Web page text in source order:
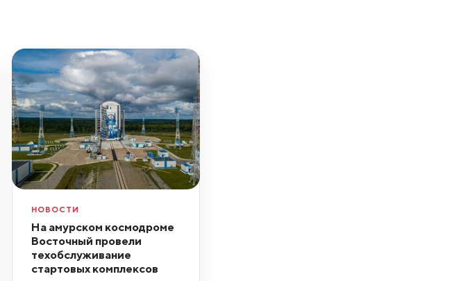
НОВОСТИ
На амурском космодроме
Восточный провели
техобслуживание
стартовых комплексов